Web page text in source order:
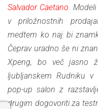
Salvador Caetano.
v priložnostnih
medtem ko naj bi
Čeprav uradno še ni
Xpeng, bo več jasno
ljubljanskem Rudniku
pop-up salon z
drugim dogovoriti za